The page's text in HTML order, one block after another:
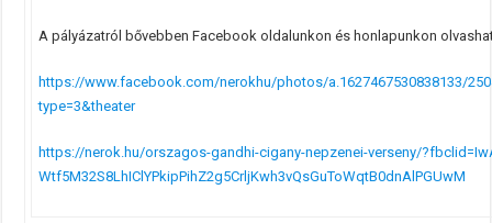
A pályázatról bővebben Facebook oldalunkon és honlapunkon
https://www.facebook.com/nerokhu/photos/a.1627467530838133/
type=3&theater
https://nerok.hu/orszagos-gandhi-cigany-nepzenei-verseny/
Wtf5M32S8LhIClYPkipPihZ2g5CrljKwh3vQsGuToWqtB0dnAlPGUwM